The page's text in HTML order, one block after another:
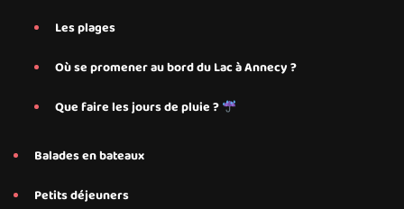
Les plages
Où se promener au bord du Lac à Annecy ?
Que faire les jours de pluie ?
Balades en bateaux
Petits déjeuners